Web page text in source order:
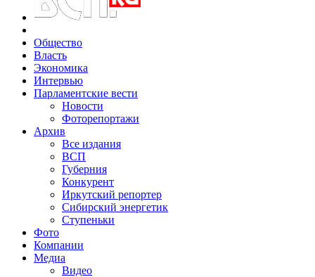
Общество
Власть
Экономика
Интервью
Парламентские вести
Новости
Фоторепортажи
Архив
Все издания
ВСП
Губерния
Конкурент
Иркутский репортер
Сибирский энергетик
Ступеньки
Фото
Компании
Медиа
Видео